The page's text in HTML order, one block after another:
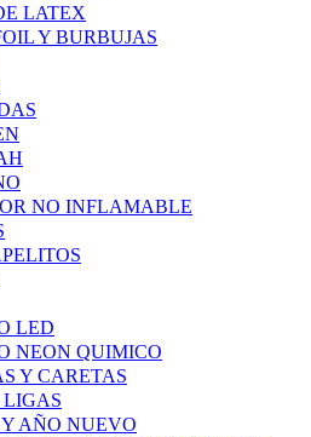
LATEX
Y BURBUJAS
NO INFLAMABLE
LED
NEON QUIMICO
Y CARETAS
AÑO NUEVO